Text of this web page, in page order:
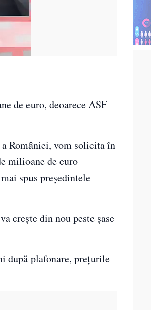
de euro, deoarece ASF
României, vom solicita în
milioane de euro
spus președintele
crește din nou peste șase
după plafonare, prețurile